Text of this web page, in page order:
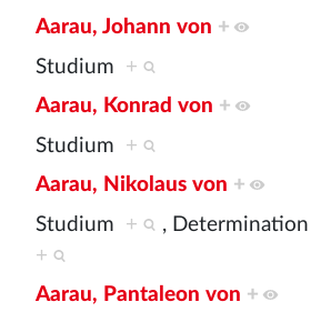
Aarau, Johann von +
Studium +
Aarau, Konrad von +
Studium +
Aarau, Nikolaus von +
Studium + , Determination
+
Aarau, Pantaleon von +